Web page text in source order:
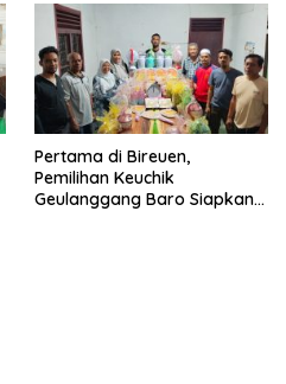
Pertama di Bireuen,
Pemilihan Keuchik
Geulanggang Baro Siapkan